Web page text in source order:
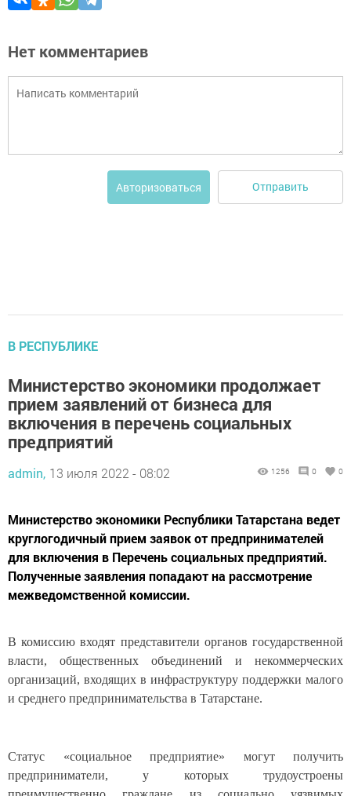
Нет комментариев
Авторизоваться Отправить
В РЕСПУБЛИКЕ
Министерство экономики продолжает
прием заявлений от бизнеса для
включения в перечень социальных
предприятий
admin, 13 июля 2022 - 08:02 1256 0 0
Министерство экономики Республики Татарстана ведет
круглогодичный прием заявок от предпринимателей
для включения в Перечень социальных предприятий.
Полученные заявления попадают на рассмотрение
межведомственной комиссии.
В комиссию входят представители органов государственной
власти, общественных объединений и некоммерческих
организаций, входящих в инфраструктуру поддержки малого
и среднего предпринимательства в Татарстане.
Статус «социальное предприятие» могут получить
предприниматели, у которых трудоустроены